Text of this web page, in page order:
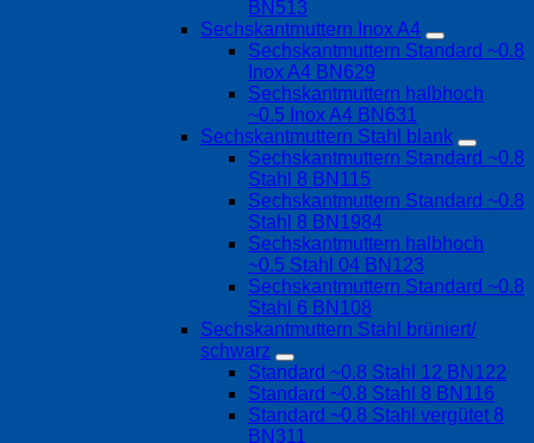
BN513
Sechskantmuttern Inox A4
Sechskantmuttern Standard ~0.8
Inox A4 BN629
Sechskantmuttern halbhoch
~0.5 Inox A4 BN631
Sechskantmuttern Stahl blank
Sechskantmuttern Standard ~0.8
Stahl 8 BN115
Sechskantmuttern Standard ~0.8
Stahl 8 BN1984
Sechskantmuttern halbhoch
~0.5 Stahl 04 BN123
Sechskantmuttern Standard ~0.8
Stahl 6 BN108
Sechskantmuttern Stahl brüniert/
schwarz
Standard ~0.8 Stahl 12 BN122
Standard ~0.8 Stahl 8 BN116
Standard ~0.8 Stahl vergütet 8
BN311